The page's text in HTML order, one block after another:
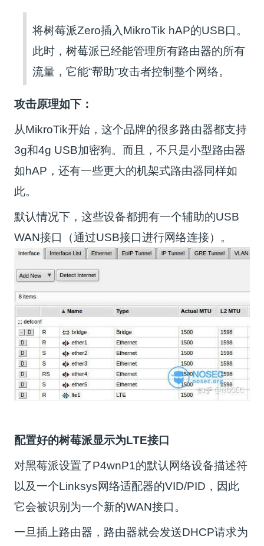
将树莓派Zero插入MikroTik hAP的USB口。
此时，树莓派已经能管理所有路由器的所有
流量，它能“帮助”攻击者控制整个网络。
攻击原理如下：
从MikroTik开始，这个品牌的很多路由器都支持
3g和4g USB加密狗。而且，不只是小型路由器
如hAP，还有一些更大的机架式路由器同样如
此。
默认情况下，这些设备都拥有一个辅助的USB
WAN接口（通过USB接口进行网络连接）。
配置好的树莓派显示为LTE接口
对黑莓派设置了P4wnP1的默认网络设备描述符
以及一个Linksys网络适配器的VID/PID，因此
它会被识别为一个新的WAN接口。
一旦插上路由器，路由器就会发送DHCP请求为